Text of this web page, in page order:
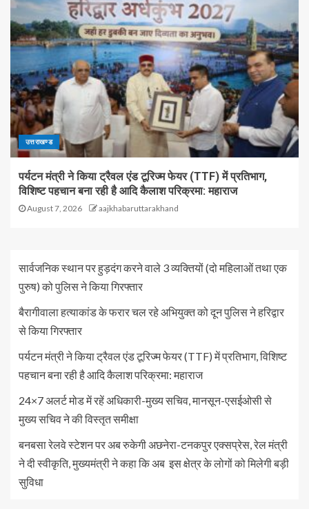
उत्तराखण्ड
पर्यटन मंत्री ने किया ट्रैवल एंड टूरिज्म फेयर (TTF) में प्रतिभाग,
विशिष्ट पहचान बना रही है आदि कैलाश परिक्रमा: महाराज
August 7, 2026 aajkhabaruttarakhand
सार्वजनिक स्थान पर हुड़दंग करने वाले 3 व्यक्तियों (दो महिलाओं तथा एक
पुरुष) को पुलिस ने किया गिरफ्तार
बैरागीवाला हत्याकांड के फरार चल रहे अभियुक्त को दून पुलिस ने हरिद्वार
से किया गिरफ्तार
पर्यटन मंत्री ने किया ट्रैवल एंड टूरिज्म फेयर (TTF) में प्रतिभाग, विशिष्ट
पहचान बना रही है आदि कैलाश परिक्रमा: महाराज
24×7 अलर्ट मोड में रहें अधिकारी-मुख्य सचिव, मानसून-एसईओसी से
मुख्य सचिव ने की विस्तृत समीक्षा
बनबसा रेलवे स्टेशन पर अब रुकेगी अछनेरा-टनकपुर एक्सप्रेस, रेल मंत्री
ने दी स्वीकृति, मुख्यमंत्री ने कहा कि अब इस क्षेत्र के लोगों को मिलेगी बड़ी
सुविधा